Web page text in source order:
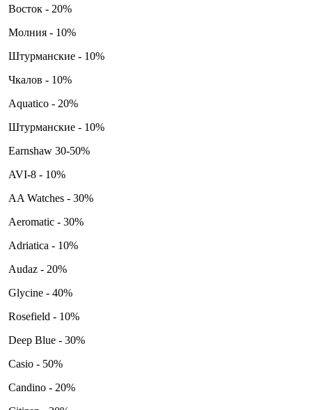
Восток - 20%
Молния - 10%
Штурманские - 10%
Чкалов - 10%
Aquatico - 20%
Штурманские - 10%
Earnshaw 30-50%
AVI-8 - 10%
AA Watches - 30%
Aeromatic - 30%
Adriatica - 10%
Audaz - 20%
Glycine - 40%
Rosefield - 10%
Deep Blue - 30%
Casio - 50%
Candino - 20%